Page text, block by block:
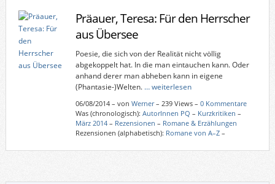
Präauer, Teresa: Für den Herrscher
aus Übersee
Poesie, die sich von der Realität nicht völlig
abgekoppelt hat. In die man eintauchen kann. Oder
anhand derer man abheben kann in eigene
(Phantasie-)Welten. … weiterlesen
06/08/2014– von Werner– 239 Views – 0 Kommentare
Was (chronologisch): AutorInnen PQ – Kurzkritiken –
März 2014– Rezensionen – Romane & Erzählungen
Rezensionen (alphabetisch): Romane von A–Z–